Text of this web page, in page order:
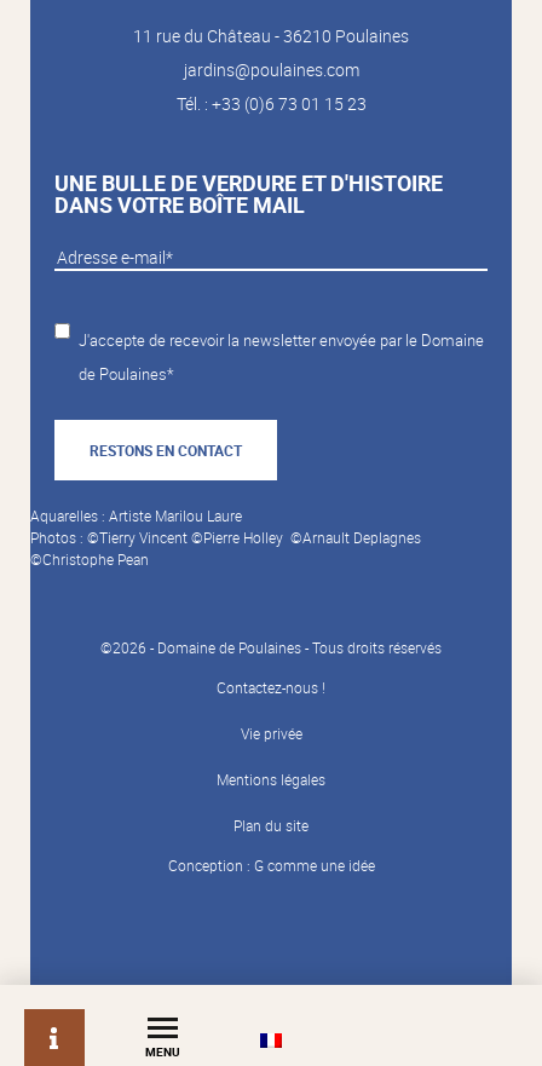
info
MENU
11 rue du Château - 36210 Poulaines
jardins@poulaines.com
Tél. : +33 (0)6 73 01 15 23
UNE BULLE DE VERDURE ET D'HISTOIRE
DANS VOTRE BOÎTE MAIL
J'accepte de recevoir la newsletter envoyée par le Domaine
de Poulaines*
RESTONS EN CONTACT
Aquarelles : Artiste Marilou Laure
Photos : ©Tierry Vincent ©Pierre Holley ©Arnault Deplagnes
©Christophe Pean
©2026 - Domaine de Poulaines - Tous droits réservés
Contactez-nous !
Vie privée
Mentions légales
Plan du site
Conception : G comme une idée